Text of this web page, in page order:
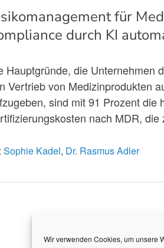
Wir verwenden Cookies, um unsere
für
durch KI
Hauptgründe, die Unternehmen
Vertrieb von Medizinprodukten
sind mit 91 Prozent die
nach MDR,
Sophie Kadel, Dr. Rasmus Adler